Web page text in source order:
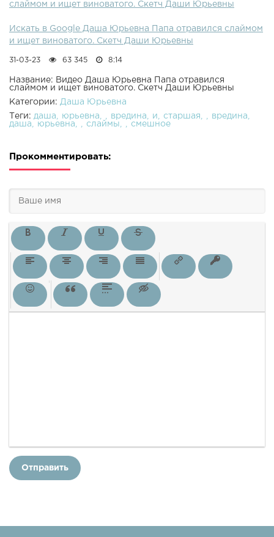
слаймом и ищет виноватого. Скетч Даши Юрьевны
Искать в Google Даша Юрьевна Папа отравился слаймом
и ищет виноватого. Скетч Даши Юрьевны
31-03-23 63 345 8:14
Название: Видео Даша Юрьевна Папа отравился
слаймом и ищет виноватого. Скетч Даши Юрьевны
Категории: Даша Юрьевна
Теги: даша юрьевна вредина и старшая
вредина
даша
юрьевна слаймы смешное
Прокомментировать:
Отправить